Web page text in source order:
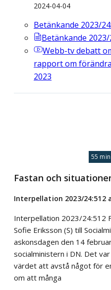
2024-04-04
Betänkande 2023/
Betänkande 2023/
Webb-tvdebatt
rapport om
2023
55 min
Fastan och
Interpellation 2023/24:512
Interpellation 2023/24:512
Sofie Eriksson (S) till
askonsdagen den 14
socialministern i DN. Det
värdet att avstå något för
om att många